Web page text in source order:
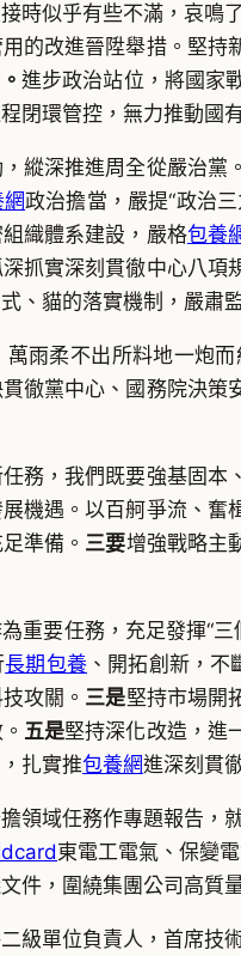
時似乎有些不滿，哀鳴
的改進晉陞舉措。堅
進步政治站位，將國家
閉環管控，無力推動國
縱深推進周全從嚴治黨
網政治擔當，嚴提“政治三
組織體系建設，嚴格包養
抓實深刻貫徹中心八項
、貓的落實機制，嚴肅
萬雨柔不出所料地一炮而
徹黨中心、國務院決
務，我們既要強基固
機遇。以百舸爭流、奮
準備。 三要增強戰略主
重要任務，充足發揮“
長期包養 、開拓創新，
攻關。 三是堅持市場開
五是堅持深化改造，進
扎實推包養網進深刻貫
領域任務作專題報告
東電工電氣、保變
件，圍繞集團公司高質
級單位負責人，首席技